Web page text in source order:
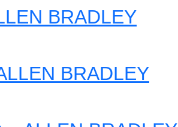
BRADLEY
BRADLEY